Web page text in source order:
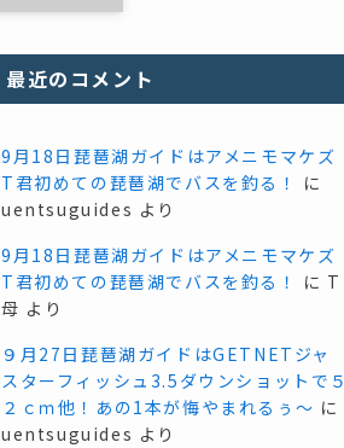
最近のコメント
9月18日琵琶湖ガイドはアメニモマケズ
T君初めての琵琶湖でバスを釣る！
に
uentsuguides より
9月18日琵琶湖ガイドはアメニモマケズ
T君初めての琵琶湖でバスを釣る！
に T
母 より
９月27日琵琶湖ガイドはGETNETジャ
スターフィッシュ3.5ダウンショットで５
２ｃｍ他！あの1本が悔やまれるぅ～ に
uentsuguides より